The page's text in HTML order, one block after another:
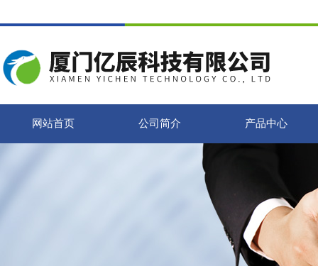
网站首页 公司简介 产品中心